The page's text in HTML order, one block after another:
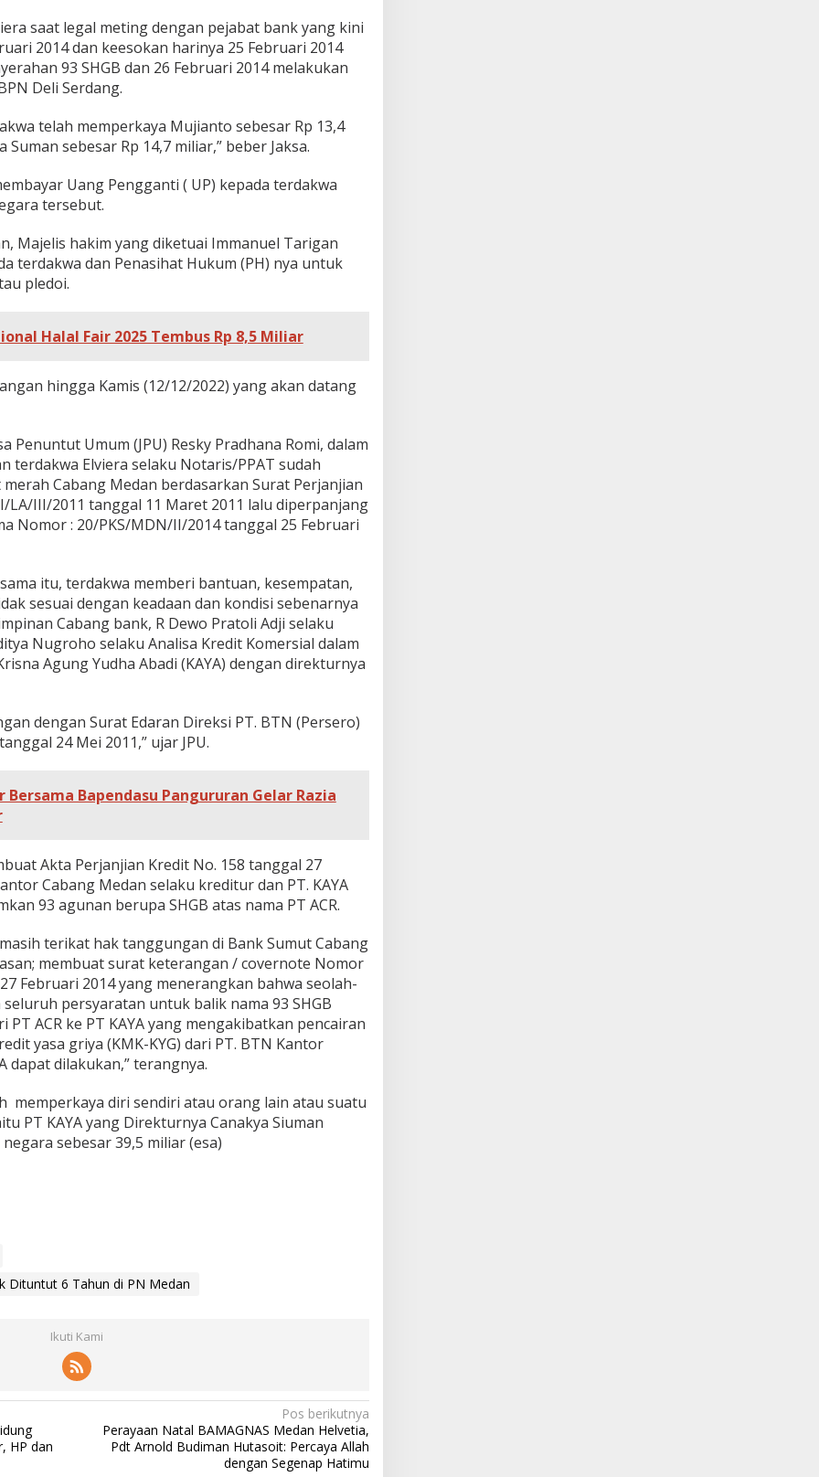
saat legal meting dengan pejabat bank yang kini
2014 dan keesokan harinya 25 Februari 2014
93 SHGB dan 26 Februari 2014 melakukan
Deli Serdang.
telah memperkaya Mujianto sebesar Rp 13,4
sebesar Rp 14,7 miliar,” beber Jaksa.
Uang Pengganti ( UP) kepada terdakwa
tersebut.
Majelis hakim yang diketuai Immanuel Tarigan
terdakwa dan Penasihat Hukum (PH) nya untuk
pledoi.
Halal Fair 2025 Tembus Rp 8,5 Miliar
hingga Kamis (12/12/2022) yang akan datang
Penuntut Umum (JPU) Resky Pradhana Romi, dalam
terdakwa Elviera selaku Notaris/PPAT sudah
Cabang Medan berdasarkan Surat Perjanjian
LA/III/2011 tanggal 11 Maret 2011 lalu diperpanjang
Nomor : 20/PKS/MDN/II/2014 tanggal 25 Februari
itu, terdakwa memberi bantuan, kesempatan,
sesuai dengan keadaan dan kondisi sebenarnya
Cabang bank, R Dewo Pratoli Adji selaku
Nugroho selaku Analisa Kredit Komersial dalam
Agung Yudha Abadi (KAYA) dengan direkturnya
dengan Surat Edaran Direksi PT. BTN (Persero)
24 Mei 2011,” ujar JPU.
Bersama Bapendasu Pangururan Gelar Razia
Akta Perjanjian Kredit No. 158 tanggal 27
Cabang Medan selaku kreditur dan PT. KAYA
93 agunan berupa SHGB atas nama PT ACR.
terikat hak tanggungan di Bank Sumut Cabang
membuat surat keterangan / covernote Nomor
Februari 2014 yang menerangkan bahwa seolah-
persyaratan untuk balik nama 93 SHGB
ACR ke PT KAYA yang mengakibatkan pencairan
yasa griya (KMK-KYG) dari PT. BTN Kantor
dapat dilakukan,” terangnya.
memperkaya diri sendiri atau orang lain atau suatu
PT KAYA yang Direkturnya Canakya Siuman
sebesar 39,5 miliar (esa)
Dituntut 6 Tahun di PN Medan
Ikuti Kami
HP dan
Pos berikutnya
Perayaan Natal BAMAGNAS Medan Helvetia,
Pdt Arnold Budiman Hutasoit: Percaya Allah
dengan Segenap Hatimu